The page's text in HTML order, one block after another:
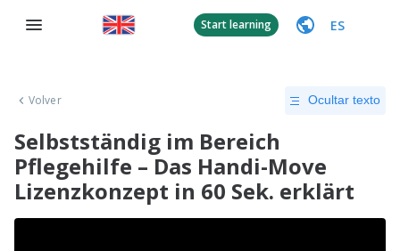
Start learning ES
Volver Ocultar texto
Selbstständig im Bereich
Pflegehilfe – Das Handi-Move
Lizenzkonzept in 60 Sek. erklärt